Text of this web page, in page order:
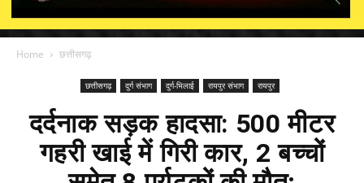
Home छत्तीसगढ़
छत्तीसगढ़ दुर्ग संभाग दुर्ग-भिलाई रायपुर संभाग रायपुर
दर्दनाक सड़क हादसा: 500 मीटर
गहरी खाई में गिरी कार, 2 बच्चों